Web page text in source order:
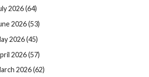
2026 (64)
2026 (53)
2026 (45)
2026 (57)
2026 (62)